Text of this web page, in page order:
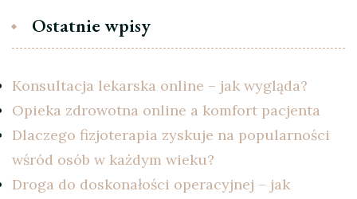
Ostatnie wpisy
Konsultacja lekarska online – jak wygląda?
Opieka zdrowotna online a komfort pacjenta
Dlaczego fizjoterapia zyskuje na popularności
wśród osób w każdym wieku?
Droga do doskonałości operacyjnej – jak